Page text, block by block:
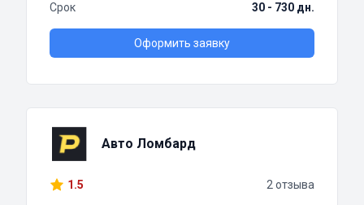
Срок
30 - 730 дн.
Оформить заявку
Авто Ломбард
1.5 2 отзыва